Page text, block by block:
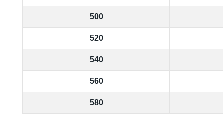
500
520
540
560
580